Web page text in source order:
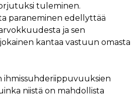
tuleminen.
paraneminen edellyttää
ja sen
kantaa vastuun omasta
ihmissuhderiippuvuuksien
niistä on mahdollista